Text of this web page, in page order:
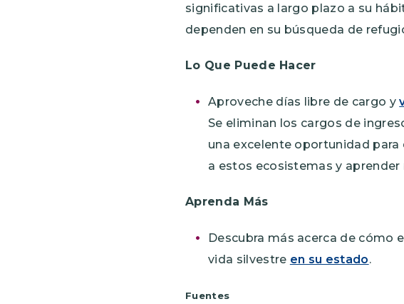
significativas a largo plazo a su
dependen en su búsqueda de
Lo Que Puede Hacer
Aproveche días libre de cargo y
Se eliminan los cargos de
una excelente oportunidad
a estos ecosistemas y
Aprenda Más
Descubra más acerca de cómo
vida silvestre en su estado.
Fuentes